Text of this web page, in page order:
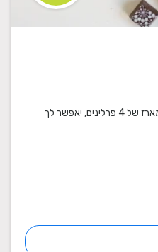
מח]שים דרך להודות למישהו יקר? מארז של 4 פרלינים, יאפשר לך